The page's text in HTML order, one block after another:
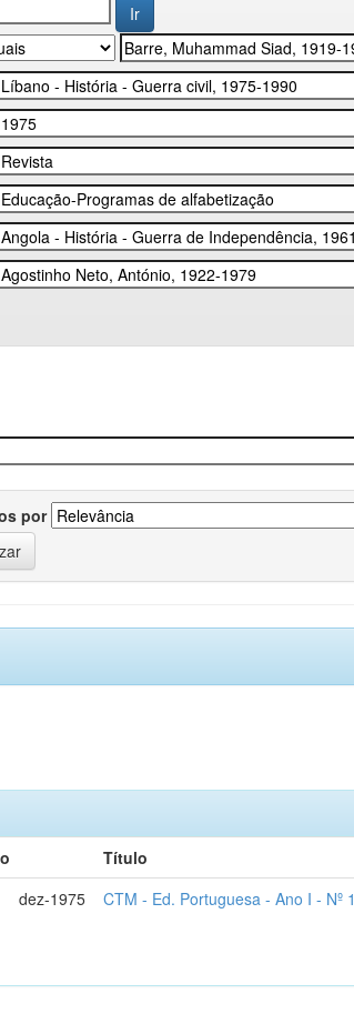
por
Título
dez-1975
CTM - Ed. Portuguesa - Ano I - Nº 1